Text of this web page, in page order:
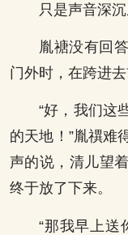
只是声音深
胤禟没有回
门外时，在跨进
“好，我们这
的天地！”胤禩难
声的说，清儿望
终于放了下来。
“那我早上送